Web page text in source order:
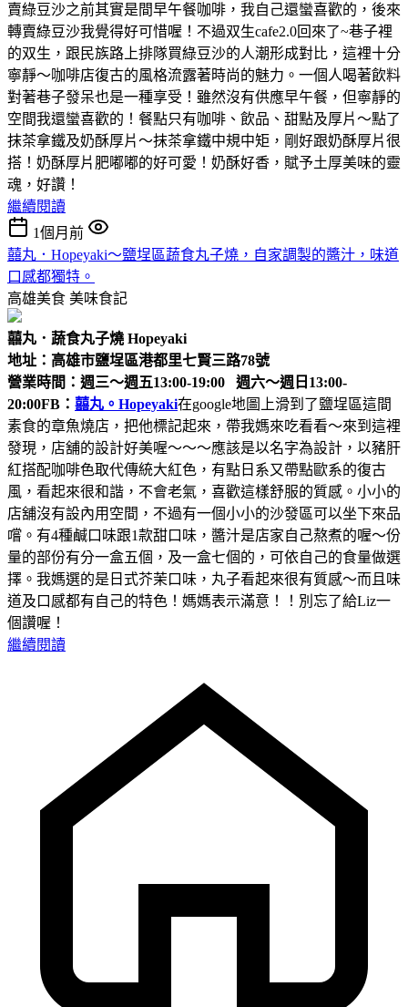
賣綠豆沙之前其實是間早午餐咖啡，我自己還蠻喜歡的，後來
轉賣綠豆沙我覺得好可惜喔！不過双生cafe2.0回來了~巷子裡
的双生，跟民族路上排隊買綠豆沙的人潮形成對比，這裡十分
寧靜～咖啡店復古的風格流露著時尚的魅力。一個人喝著飲料
對著巷子發呆也是一種享受！雖然沒有供應早午餐，但寧靜的
空間我還蠻喜歡的！餐點只有咖啡、飲品、甜點及厚片～點了
抹茶拿鐵及奶酥厚片～抹茶拿鐵中規中矩，剛好跟奶酥厚片很
搭！奶酥厚片肥嘟嘟的好可愛！奶酥好香，賦予土厚美味的靈
魂，好讚！
繼續閱讀
1個月前
囍丸．Hopeyaki～鹽埕區蔬食丸子燒，自家調製的醬汁，味道
口感都獨特。
高雄美食 美味食記
囍丸．蔬食丸子燒 Hopeyaki
地址：高雄市鹽埕區港都里七賢三路78號
營業時間：週三～週五13:00-19:00 週六～週日13:00-
20:00FB： 囍丸。Hopeyaki在google地圖上滑到了鹽埕區這間
素食的章魚燒店，把他標記起來，帶我媽來吃看看～來到這裡
發現，店舖的設計好美喔～～～應該是以名字為設計，以豬肝
紅搭配咖啡色取代傳統大紅色，有點日系又帶點歐系的復古
風，看起來很和諧，不會老氣，喜歡這樣舒服的質感。小小的
店舖沒有設內用空間，不過有一個小小的沙發區可以坐下來品
嚐。有4種鹹口味跟1款甜口味，醬汁是店家自己熬煮的喔～份
量的部份有分一盒五個，及一盒七個的，可依自己的食量做選
擇。我媽選的是日式芥茉口味，丸子看起來很有質感～而且味
道及口感都有自己的特色！媽媽表示滿意！！別忘了給Liz一
個讚喔！
繼續閱讀